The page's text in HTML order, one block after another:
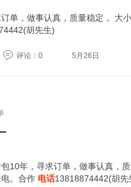
单，做事认真，质量稳定， 大
胡先生)
评论：0 5月26日
10年，寻求订单，做事认真，
。合作 电话13818874442(胡先